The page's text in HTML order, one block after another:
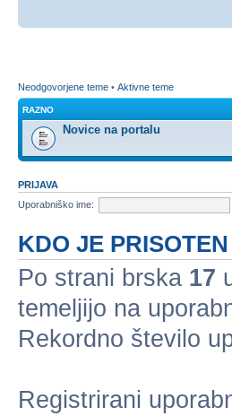
Neodgovorjene teme • Aktivne teme
RAZNO
Novice na portalu
PRIJAVA
Uporabniško ime:
KDO JE PRISOTEN
Po strani brska 17
temeljijo na
Rekordno število
Registrirani